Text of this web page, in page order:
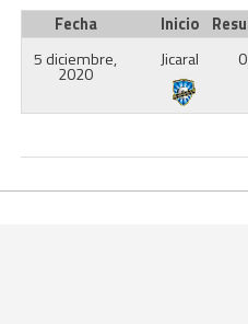
Fecha Inicio
5 diciembre,
2020
Jicaral